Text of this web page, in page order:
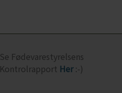
Se Fødevarestyrelsens
Kontrolrapport Her:-)